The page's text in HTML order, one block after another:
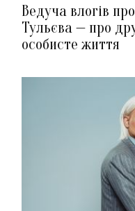
Ведуча влогів
Тульєва — про
особисте життя